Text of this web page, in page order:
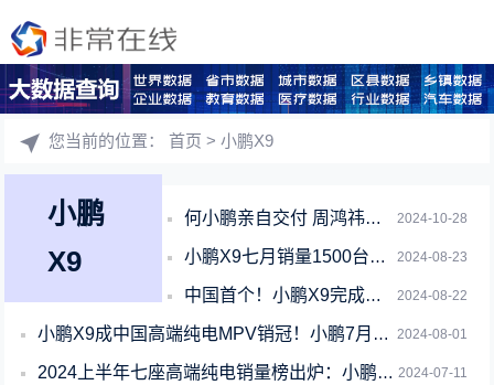
您当前的位置：首页 > 小鹏X9
小鹏
X9
2024-10-28
何小鹏亲自交付 周鸿祎情定小鹏X9：赞其自动驾驶“全程脱手”
2024-08-23
小鹏X9七月销量1500台！连续七个月获纯电MPV销量第一
2024-08-22
中国首个！小鹏X9完成复杂气象条件下辅助驾驶认证
2024-08-01
小鹏X9成中国高端纯电MPV销冠！小鹏7月交付新车11145台
2024-07-11
2024上半年七座高端纯电销量榜出炉：小鹏力压理想和蔚来夺冠